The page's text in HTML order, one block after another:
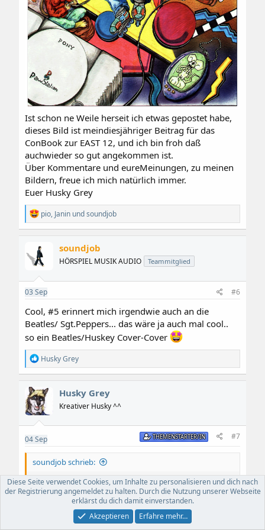
Ist schon ne Weile herseit ich etwas gepostet habe,
dieses Bild ist meindiesjähriger Beitrag für das
ConBook zur EAST 12, und ich bin froh daß
auchwieder so gut angekommen ist.
Über Kommentare und eureMeinungen, zu meinen
Bildern, freue ich mich natürlich immer.
Euer Husky Grey
R
e
a
t
i
o
n
e
n
:
pio, Janin undsoundjob
soundjob
HÖRSPIEL MUSIK AUDIO Teammitglied
03 Sep #6
Cool, #5 erinnert mich irgendwie auch an die
Beatles/ Sgt.Peppers... das wäre ja auch mal cool..
so ein Beatles/Huskey Cover-Cover
R
e
a
t
i
o
n
n
Husky Grey
Husky Grey
Kreativer Husky ^^
04 Sep THEMENSTARTER/IN #7
soundjob schrieb:
Cool, #5 erinnert mich irgendwie auch an die Beatles/
Sgt.Peppers... das wäre ja auch mal cool.. so ein
Beatles/Huskey Cover-Cover
Diese Seite verwendet Cookies, um Inhalte zu personalisieren und dich nach
der Registrierung angemeldet zu halten. Durch die Nutzung unserer Webseite
erklärst du dich damit einverstanden.
Akzeptieren
Erfahre mehr…